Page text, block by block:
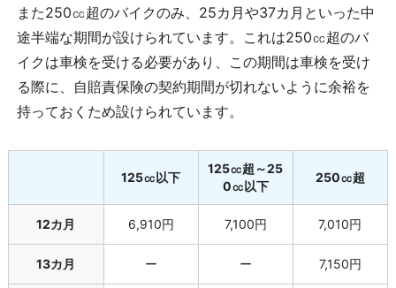
また250㏄超のバイクのみ、25カ月や37カ月といった中
途半端な期間が設けられています。これは250㏄超のバ
イクは車検を受ける必要があり、この期間は車検を受け
る際に、自賠責保険の契約期間が切れないように余裕を
持っておくため設けられています。
125㏄以下
125㏄超～25
0㏄以下
250㏄超
12カ月 6,910円 7,100円 7,010円
13カ月 ー ー 7,150円